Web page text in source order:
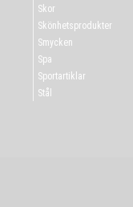
Skor
Skönhetsprodukter
Smycken
Spa
Sportartiklar
Stål